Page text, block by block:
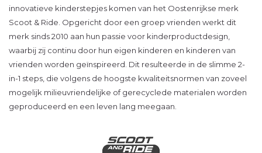
innovatieve kinderstepjes komen van het Oostenrijkse merk
Scoot & Ride. Opgericht door een groep vrienden werkt dit
merk sinds 2010 aan hun passie voor kinderproductdesign,
waarbij zij continu door hun eigen kinderen en kinderen van
vrienden worden geïnspireerd. Dit resulteerde in de slimme 2-
in-1 steps, die volgens de hoogste kwaliteitsnormen van zoveel
mogelijk milieuvriendelijke of gerecyclede materialen worden
geproduceerd en een leven lang meegaan.